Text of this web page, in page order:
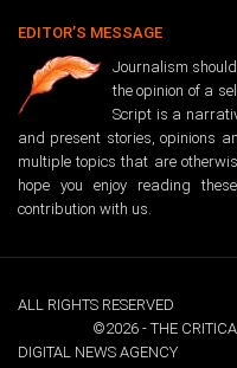
EDITOR’S MESSAGE
Journalism
the opinion of a
Script is a
and present stories, opinions
multiple topics that are
hope you enjoy reading
contribution with us.
ALL RIGHTS RESERVED
©2026 - THE
DIGITAL NEWS AGENCY